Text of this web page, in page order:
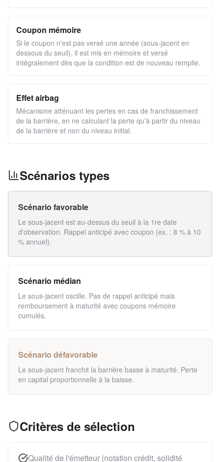
Coupon mémoire
Si le coupon n'est pas versé une année (sous-jacent en
dessous du seuil), il est mis en mémoire et versé
intégralement dès que la condition est de nouveau remplie.
Effet airbag
Mécanisme atténuant les pertes en cas de franchissement
de la barrière, en ne calculant la perte qu'à partir du niveau
de la barrière et non du niveau initial.
Scénarios types
Scénario favorable
Le sous-jacent est au-dessus du seuil à la 1re date
d'observation. Rappel anticipé avec coupon (ex. : 8 % à 10
% annuel).
Scénario médian
Le sous-jacent oscille. Pas de rappel anticipé mais
remboursement à maturité avec coupons mémoire
cumulés.
Scénario défavorable
Le sous-jacent franchit la barrière basse à maturité. Perte
en capital proportionnelle à la baisse.
Critères de sélection
Qualité de l'émetteur (notation crédit, solidité